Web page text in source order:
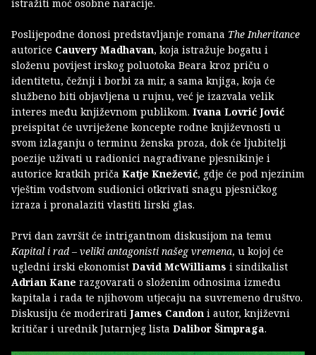
istražiti moć osobne naracije.
Poslijepodne donosi predstavljanje romana The Inheritance
autorice Cauvery Madhavan, koja istražuje bogatu i
složenu povijest irskog poluotoka Beara kroz priču o
identitetu, čežnji i borbi za mir, a sama knjiga, koja će
službeno biti objavljena u rujnu, već je izazvala velik
interes među književnom publikom. Ivana Lovrić Jović
preispitat će uvriježene koncepte rodne književnosti u
svom izlaganju o terminu ženska proza, dok će ljubitelji
poezije uživati u radionici nagrađivane pjesnikinje i
autorice kratkih priča Katje Knežević, gdje će pod njezinim
vještim vodstvom sudionici otkrivati snagu pjesničkog
izraza i pronalaziti vlastiti lirski glas.
Prvi dan završit će intrigantnom diskusijom na temu
Kapital i rad – veliki antagonisti našeg vremena, u kojoj će
ugledni irski ekonomist David McWilliams i sindikalist
Adrian Kane razgovarati o složenim odnosima između
kapitala i rada te njihovom utjecaju na suvremeno društvo.
Diskusiju će moderirati James Candon i autor, književni
kritičar i urednik Jutarnjeg lista Dalibor Šimpraga.